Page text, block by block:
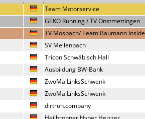
Team Motorservice
GEKO Running / TV Onstmettingen
TV Mosbach/ Team Baumann Inside
SV Mellenbach
Tricon Schwäbisch Hall
Ausbildung BW-Bank
ZwoMalLinksSchwenk
ZwoMalLinksSchwenk
dirtrun.company